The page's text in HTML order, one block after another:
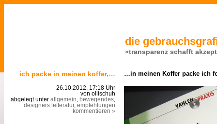
die
»transparenz schafft
ich packe in meinen koffer,…
26.10.2012, 17:18 Uhr
von ollischuh
abgelegt unter allgemein bewegendes
designers letteratur, empfehlungen
kommentieren »
…in meinen Koffer packe ich